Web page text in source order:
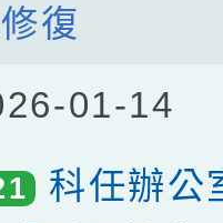
復
01-14
科任辦公